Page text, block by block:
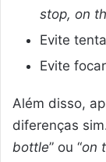
stop, on
Evite
Evite
Além disso,
diferenças
bottle” ou “on